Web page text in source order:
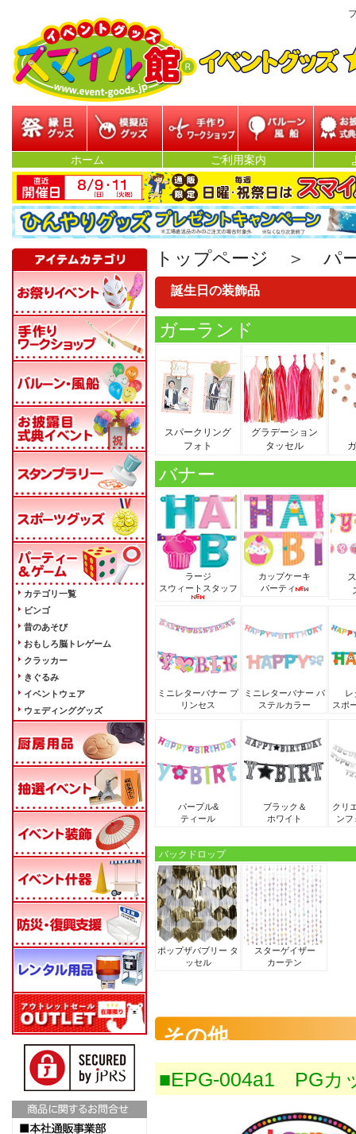
模擬店グッズ 参加型イベント バルーン・風船
お披露目
ベ
ホーム ご利用案内
トップページ ＞ パ
誕生日の装飾品
ガーランド
スパークリング
フォト
グラデーション
タッセル
バナー
ラージ
スウィートスタッフ
カップケーキ
パーティ
ミニレターバナー プ
リンセス
ミニレターバナー パ
ステルカラー
レ
スポ
パープル&
ティール
ブラック＆
ホワイト
クリ
ンフ
バックドロップ
ポップザバブリー タ
ッセル
スターゲイザー
カーテン
その他
■EPG-004a1 PGカ
カテゴリ一覧
ビンゴ
昔のあそび
おもしろ脳トレゲーム
クラッカー
きぐるみ
イベントウェア
ウェディンググッズ